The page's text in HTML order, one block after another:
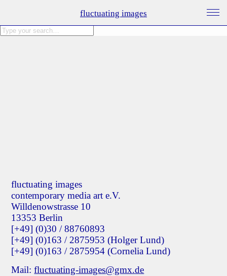
fluctuating images
fluctuating images
contemporary media art e.V.
Willdenowstrasse 10
13353 Berlin
[+49] (0)30 / 88760893
[+49] (0)163 / 2875953 (Holger Lund)
[+49] (0)163 / 2875954 (Cornelia Lund)
Mail:fluctuating-images@gmx.de